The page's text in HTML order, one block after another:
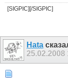
[SIGPIC][/SIGPIC]
Hata
25.02.2008